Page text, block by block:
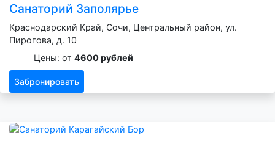
Санаторий Заполярье
Краснодарский Край, Сочи, Центральный район, ул.
Пирогова, д. 10
Цены: от 4600 рублей
Забронировать